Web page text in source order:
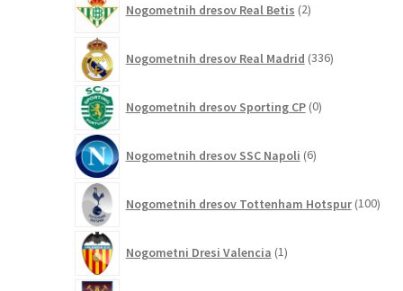
Nogometnih dresov Real Betis 2izdelka
Nogometnih dresov Real Madrid 336izdelkov
Nogometnih dresov Sporting CP 0izdelkov
Nogometnih dresov SSC Napoli 6izdelkov
Nogometnih dresov Tottenham Hotspur 100
Nogometni Dresi Valencia 1izdelek